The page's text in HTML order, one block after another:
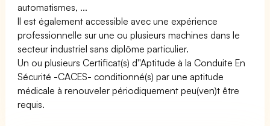
automatismes, ...
Il est également accessible avec une expérience
professionnelle sur une ou plusieurs machines dans le
secteur industriel sans diplôme particulier.
Un ou plusieurs Certificat(s) d''Aptitude à la Conduite En
Sécurité -CACES- conditionné(s) par une aptitude
médicale à renouveler périodiquement peu(ven)t être
requis.